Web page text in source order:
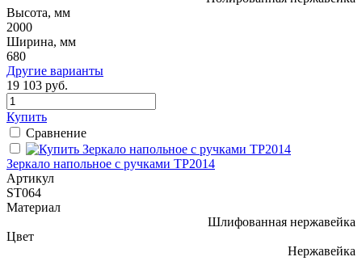
Высота, мм
2000
Ширина, мм
680
Другие варианты
19 103 руб.
Купить
Сравнение
Зеркало напольное с ручками ТР2014
Артикул
ST064
Материал
Шлифованная нержавейка
Цвет
Нержавейка